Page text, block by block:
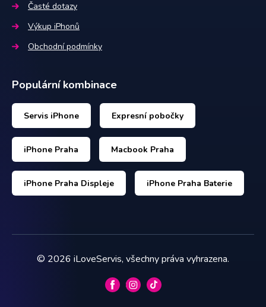
Časté dotazy
Výkup iPhonů
Obchodní podmínky
Populární kombinace
Servis iPhone Expresní pobočky
iPhone Praha Macbook Praha
iPhone Praha Displeje iPhone Praha Baterie
© 2026 iLoveServis, všechny práva vyhrazena.